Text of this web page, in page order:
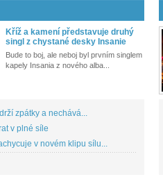
Kříž a kamení představuje druhý
singl z chystané desky Insanie
Bude to boj, ale neboj byl prvním singlem
kapely Insania z nového alba...
zpátky a nechává...
v plné síle
v novém klipu sílu...